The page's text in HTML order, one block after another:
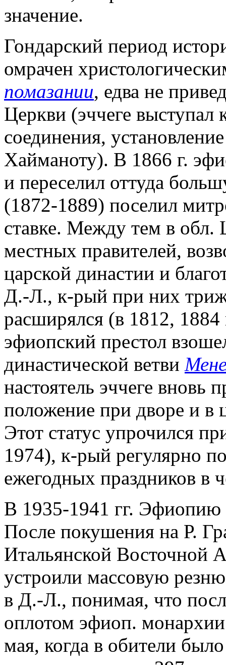
значение.
Гондарский период
омрачен
помазании, едва не
Церкви (эччеге выступал
соединения,
Хайманоту). В 1866 г.
и переселил оттуда
(1872-1889) поселил
ставке. Между тем в обл.
местных правителей,
царской династии и
Д.-Л., к-рый при них
расширялся (в 1812,
эфиопский престол
династической ветви
настоятель эччеге вновь
положение при дворе и в
Этот статус упрочился
1974), к-рый регулярно
ежегодных праздников в
В 1935-1941 гг. Эфиопию
После покушения на Р.
Итальянской Восточной
устроили массовую
в Д.-Л., понимая, что
оплотом эфиоп.
мая, когда в обители